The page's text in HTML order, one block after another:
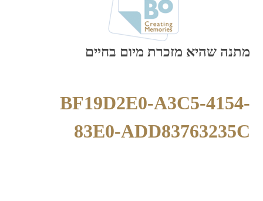
מתנה שהיא מזכרת מיום בחיים
BF19D2E0-A3C5-4154-
83E0-ADD83763235C